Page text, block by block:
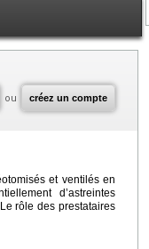
ou créez un compte
et ventilés en
d’astreintes
rôle des prestataires